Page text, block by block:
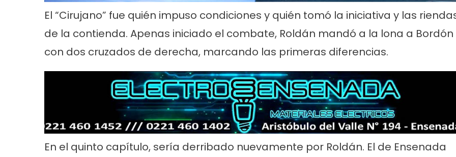
El “Cirujano” fue quién impuso condiciones y quién tomó la iniciativa y las
de la contienda. Apenas iniciado el combate, Roldán mandó a la lona a Bordón
con dos cruzados de derecha, marcando las primeras diferencias.
En el quinto capítulo, sería derribado nuevamente por Roldán. El de Ensenada